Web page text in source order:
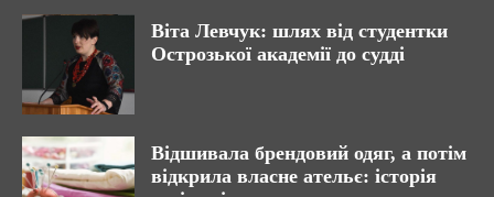
Віта Левчук: шлях від студентки
Острозької академії до судді
Відшивала брендовий одяг, а потім
відкрила власне ательє: історія